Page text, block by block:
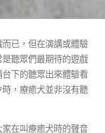
常是聽眾們最期待的
已，但在演講或體驗
聽眾們最期待的遊戲
下的聽眾出來體驗看
，療癒犬並非沒有聽
在叫療癒犬時的聲音